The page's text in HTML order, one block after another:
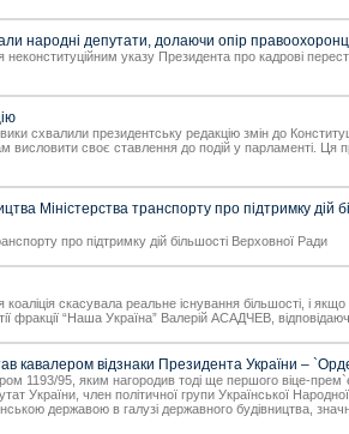
народні депутати, долаючи опір
указу Президента про кадрові
схвалили президентську редакцію змін до
своє ставлення до подій у парламенті. Ця
Міністерства транспорту про підтримку дій
про підтримку дій більшості Верховної Ради
скасувала реальне існування більшості, і якщо
фракції “Наша Україна” Валерій АСАДЧЕВ,
кавалером відзнаки Президента України –
1193/95, яким нагородив тоді ще першого віце-
член політичної групи Української
державою в галузі державного будівництва,